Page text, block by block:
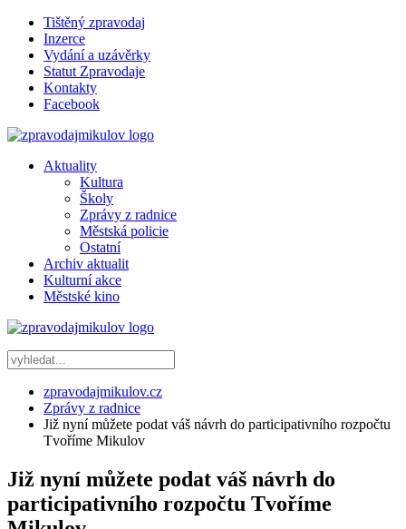
Tištěný zpravodaj
Inzerce
Vydání a uzávěrky
Statut Zpravodaje
Kontakty
Facebook
Aktuality
Kultura
Školy
Zprávy z radnice
Městská policie
Ostatní
Archiv aktualit
Kulturní akce
Městské kino
zpravodajmikulov.cz
Zprávy z radnice
Již nyní můžete podat váš návrh do participativního rozpočtu
Tvoříme Mikulov
Již nyní můžete podat váš návrh do
participativního rozpočtu Tvoříme